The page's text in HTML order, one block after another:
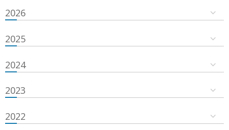
2026
2025
2024
2023
2022